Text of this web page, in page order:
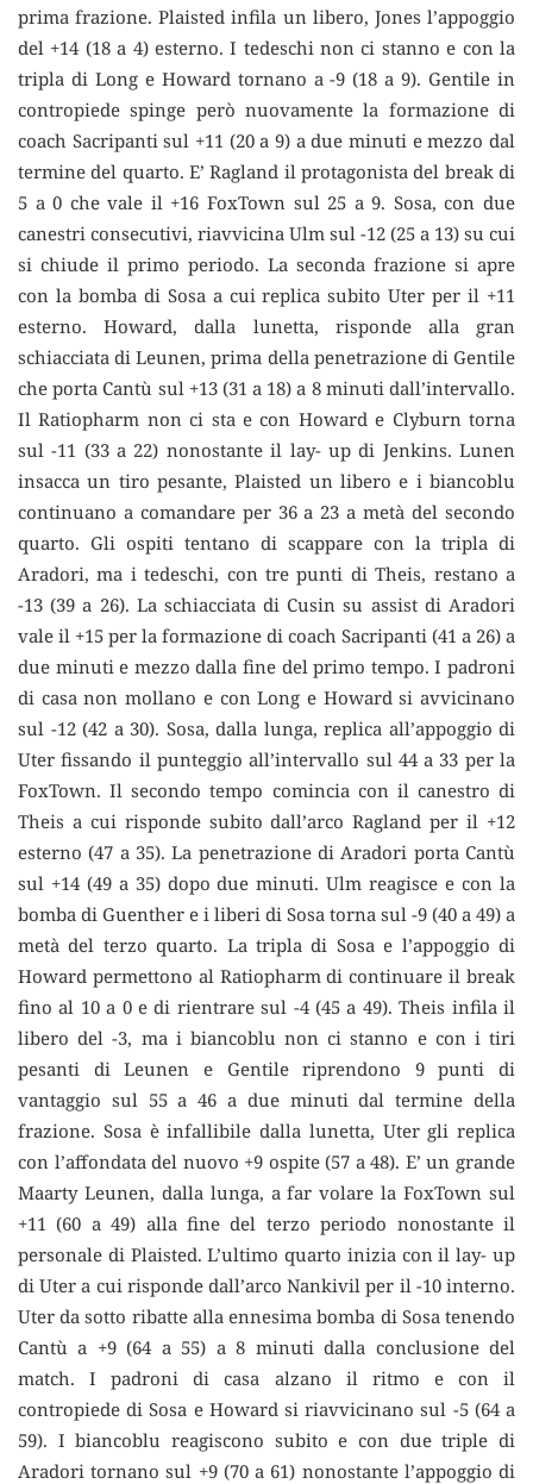
prima frazione. Plaisted infila un libero, Jones l’appoggio
del +14 (18 a 4) esterno. I tedeschi non ci stanno e con la
tripla di Long e Howard tornano a -9 (18 a 9). Gentile in
contropiede spinge però nuovamente la formazione di
coach Sacripanti sul +11 (20 a 9) a due minuti e mezzo dal
termine del quarto. E’ Ragland il protagonista del break di
5 a 0 che vale il +16 FoxTown sul 25 a 9. Sosa, con due
canestri consecutivi, riavvicina Ulm sul -12 (25 a 13) su cui
si chiude il primo periodo. La seconda frazione si apre
con la bomba di Sosa a cui replica subito Uter per il +11
esterno. Howard, dalla lunetta, risponde alla gran
schiacciata di Leunen, prima della penetrazione di Gentile
che porta Cantù sul +13 (31 a 18) a 8 minuti dall’intervallo.
Il Ratiopharm non ci sta e con Howard e Clyburn torna
sul -11 (33 a 22) nonostante il lay- up di Jenkins. Lunen
insacca un tiro pesante, Plaisted un libero e i biancoblu
continuano a comandare per 36 a 23 a metà del secondo
quarto. Gli ospiti tentano di scappare con la tripla di
Aradori, ma i tedeschi, con tre punti di Theis, restano a
-13 (39 a 26). La schiacciata di Cusin su assist di Aradori
vale il +15 per la formazione di coach Sacripanti (41 a 26) a
due minuti e mezzo dalla fine del primo tempo. I padroni
di casa non mollano e con Long e Howard si avvicinano
sul -12 (42 a 30). Sosa, dalla lunga, replica all’appoggio di
Uter fissando il punteggio all’intervallo sul 44 a 33 per la
FoxTown. Il secondo tempo comincia con il canestro di
Theis a cui risponde subito dall’arco Ragland per il +12
esterno (47 a 35). La penetrazione di Aradori porta Cantù
sul +14 (49 a 35) dopo due minuti. Ulm reagisce e con la
bomba di Guenther e i liberi di Sosa torna sul -9 (40 a 49) a
metà del terzo quarto. La tripla di Sosa e l’appoggio di
Howard permettono al Ratiopharm di continuare il break
fino al 10 a 0 e di rientrare sul -4 (45 a 49). Theis infila il
libero del -3, ma i biancoblu non ci stanno e con i tiri
pesanti di Leunen e Gentile riprendono 9 punti di
vantaggio sul 55 a 46 a due minuti dal termine della
frazione. Sosa è infallibile dalla lunetta, Uter gli replica
con l’affondata del nuovo +9 ospite (57 a 48). E’ un grande
Maarty Leunen, dalla lunga, a far volare la FoxTown sul
+11 (60 a 49) alla fine del terzo periodo nonostante il
personale di Plaisted. L’ultimo quarto inizia con il lay- up
di Uter a cui risponde dall’arco Nankivil per il -10 interno.
Uter da sotto ribatte alla ennesima bomba di Sosa tenendo
Cantù a +9 (64 a 55) a 8 minuti dalla conclusione del
match. I padroni di casa alzano il ritmo e con il
contropiede di Sosa e Howard si riavvicinano sul -5 (64 a
59). I biancoblu reagiscono subito e con due triple di
Aradori tornano sul +9 (70 a 61) nonostante l’appoggio di